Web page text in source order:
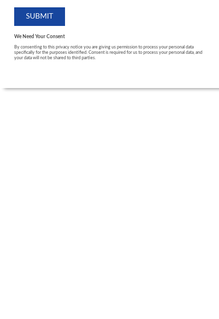
We Need Your Consent
By consenting to this privacy notice you are giving us permission to process your personal data
specifically for the purposes identified. Consent is required for us to process your personal data, and
your data will not be shared to third parties.